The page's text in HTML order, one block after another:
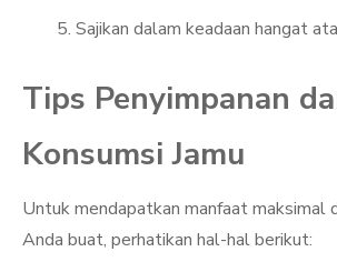
Sajikan dalam keadaan hangat
Tips Penyimpanan
Konsumsi Jamu
Untuk mendapatkan manfaat maksimal
Anda buat, perhatikan hal-hal berikut: